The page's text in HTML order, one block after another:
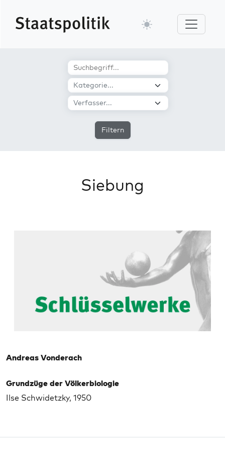
Filtern
Siebung
Andreas Vonderach
Grundzüge der Völkerbiologie
Ilse Schwidetzky, 1950